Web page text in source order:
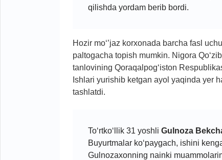
qilishda yordam berib bordi.
Hozir mo‘’jaz korxonada barcha fasl
paltogacha topish mumkin. Nigora
tanlovining Qoraqalpog‘iston
Ishlari yurishib ketgan ayol yaqinda yer
tashlatdi.
To‘rtko‘llik 31 yoshli Gulnoza
Buyurtmalar ko‘paygach, ishini
Gulnozaxonning nainki